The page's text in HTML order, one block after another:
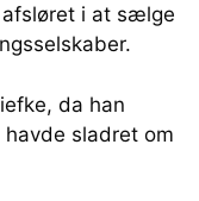
afsløret i at sælge
da han
havde sladret om